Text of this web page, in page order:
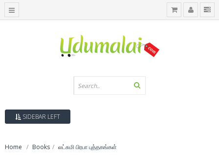
SIDEBAR LEFT
Home Books லட்சுமி பிரபா புத்தகங்கள்